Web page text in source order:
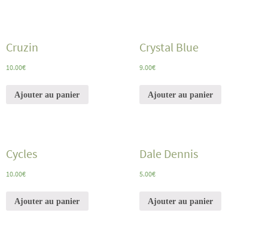
Cruzin
10.00€
Ajouter au panier
Crystal Blue
9.00€
Ajouter au panier
Cycles
10.00€
Ajouter au panier
Dale Dennis
5.00€
Ajouter au panier